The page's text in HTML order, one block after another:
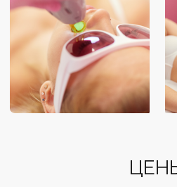
ЦЕНЫ